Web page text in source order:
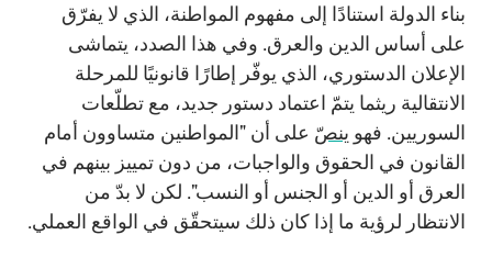
بناء الدولة استنادًا إلى مفهوم المواطنة، الذي لا يفرّق
على أساس الدين والعرق. وفي هذا الصدد، يتماشى
الإعلان الدستوري، الذي يوفّر إطارًا قانونيًا للمرحلة
الانتقالية ريثما يتمّ اعتماد دستور جديد، مع تطلّعات
السوريين. فهو ينصّ على أن "المواطنين متساوون أمام
القانون في الحقوق والواجبات، من دون تمييز بينهم في
العرق أو الدين أو الجنس أو النسب". لكن لا بدّ من
الانتظار لرؤية ما إذا كان ذلك سيتحقّق في الواقع العملي.